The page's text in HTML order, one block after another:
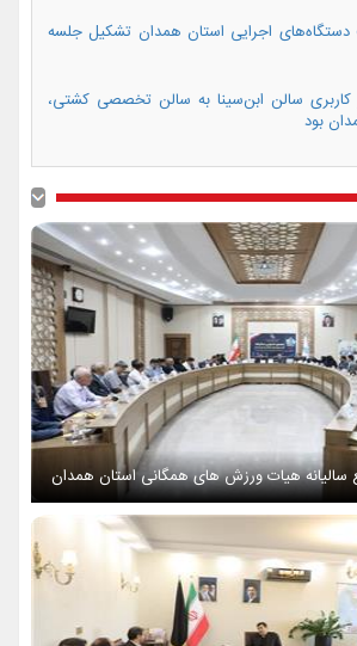
دستگاه‌های اجرایی استان همدان تشکیل جلسه
کاربری سالن ابن‌سینا به سالن تخصصی کشتی،
بود
هیات ورزش های همگانی استان همدان